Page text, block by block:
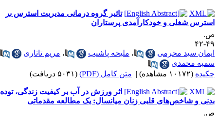
تاثیر گروه درمانی مدیریت استرس بر
و خودکارآمدی پرستاران
محرمی ، ملیحه پاشیب ، مریم تاتاری
،
| متن کامل (PDF) (۵۰۳۱ دریافت)
اثر ورزش در آب بر کیفیت زندگی، توده
قلبی زنان میانسال: یک مطالعه مقدماتی